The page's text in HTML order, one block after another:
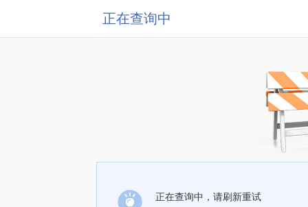
正在查询中
正在查询中，请刷新重试